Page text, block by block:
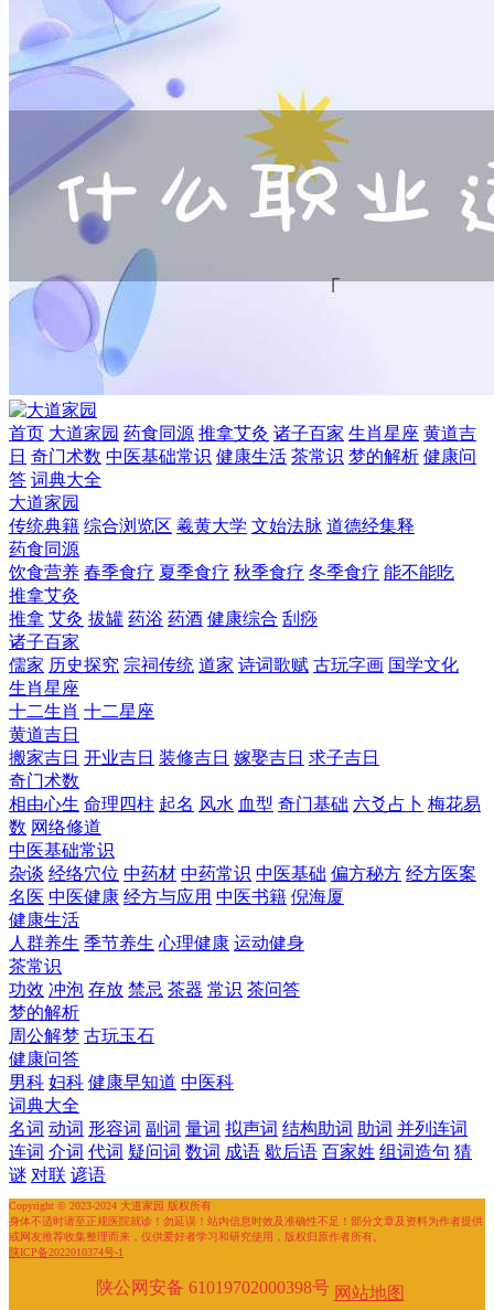
首页 大道家园 药食同源 推拿艾灸 诸子百家 生肖星座 黄道吉
日 奇门术数 中医基础常识 健康生活 茶常识 梦的解析 健康问
答 词典大全
大道家园
传统典籍 综合浏览区 羲黄大学 文始法脉 道德经集释
药食同源
饮食营养 春季食疗 夏季食疗 秋季食疗 冬季食疗 能不能吃
推拿艾灸
推拿 艾灸 拔罐 药浴 药酒 健康综合 刮痧
诸子百家
儒家 历史探究 宗祠传统 道家 诗词歌赋 古玩字画 国学文化
生肖星座
十二生肖 十二星座
黄道吉日
搬家吉日 开业吉日 装修吉日 嫁娶吉日 求子吉日
奇门术数
相由心生 命理四柱 起名 风水 血型 奇门基础 六爻占卜 梅花易
数 网络修道
中医基础常识
杂谈 经络穴位 中药材 中药常识 中医基础 偏方秘方 经方医案
名医 中医健康 经方与应用 中医书籍 倪海厦
健康生活
人群养生 季节养生 心理健康 运动健身
茶常识
功效 冲泡 存放 禁忌 茶器 常识 茶问答
梦的解析
周公解梦 古玩玉石
健康问答
男科 妇科 健康早知道 中医科
词典大全
名词 动词 形容词 副词 量词 拟声词 结构助词 助词 并列连词
连词 介词 代词 疑问词 数词 成语 歇后语 百家姓 组词造句 猜
谜 对联 谚语
Copyright © 2023-2024 大道家园 版权所有
身体不适时请至正规医院就诊！勿延误！站内信息时效及准确性不足！部分文章及资料为作者提供
或网友推荐收集整理而来，仅供爱好者学习和研究使用，版权归原作者所有。
陕ICP备2022010374号-1
陕公网安备 61019702000398号 网站地图